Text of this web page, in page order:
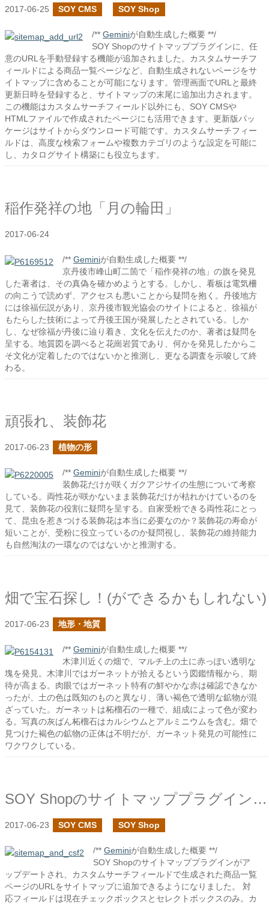
2017-06-25 SOY CMS SOY Shop
/** Geminiが自動生成した概要 **/
SOY Shopのサイトマッププラグインに、任
意のURLを手動登録する機能が追加されました。カスタムサーチフ
ィールドによる商品一覧ページなど、自動生成されないページをサ
イトマップに含めることが可能になります。管理画面でURLと最終
更新日時を登録すると、サイトマップの末尾に追加出力されます。
この機能はカスタムサーチフィールド以外にも、SOY CMSや
HTMLファイルで作成されたページにも活用できます。更新版パッ
ケージはサイトからダウンロード可能です。カスタムサーチフィー
ルドは、高度な検索フォームや複数カテゴリのような設定を可能に
し、カタログサイト構築にも役立ちます。
稲作発祥の地「月の輪田」
2017-06-24
/** Geminiが自動生成した概要 **/
京丹後市峰山町二箇で「稲作発祥の地」の旗を発見
した著者は、その真偽を確かめようとする。しかし、看板は電気柵
の向こうで読めず、アクセスも悪いことから疑問を抱く。丹後地方
には徐福伝説があり、京丹後市観光協会のサイトによると、徐福が
もたらした技術によって丹後王国が発展したとされている。しか
し、なぜ徐福が丹後に辿り着き、文化を伝えたのか、著者は疑問を
呈する。地質図を調べると花崗岩質であり、何かを発見したからこ
そ文化が定着したのではないかと推測し、更なる調査を示唆して終
わる。
頑張れ、装飾花
2017-06-23 植物の形
/** Geminiが自動生成した概要 **/
装飾花だけが咲くガクアジサイの生態について考察
している。両性花が咲かないまま装飾花だけが枯れかけているのを
見て、装飾花の役割に疑問を呈する。自家受粉できる両性花にとっ
て、昆虫を惹きつける装飾花は本当に必要なのか？装飾花の寿命が
短いことが、受粉に役立っているのか疑問視し、装飾花の維持能力
も自然淘汰の一環なのではないかと推測する。
畑で宝石探し！(ができるかもしれない)
2017-06-23 地形・地質
/** Geminiが自動生成した概要 **/
木津川近くの畑で、マルチ上の土に赤っぽい透明な
塊を発見。木津川ではガーネットが拾えるという図鑑情報から、期
待が高まる。肉眼ではガーネット特有の鮮やかな赤は確認できなか
ったが、土の色は既知のものと異なり、薄い褐色で透明な鉱物が混
ざっていた。ガーネットは柘榴石の一種で、組成によって色が変わ
る。写真の灰ばん柘榴石はカルシウムとアルミニウムを含む。畑で
見つけた褐色の鉱物の正体は不明だが、ガーネット発見の可能性に
ワクワクしている。
SOY Shopのサイトマッププラグインでカスタムサーチフィールドのページを追加しました
2017-06-23 SOY CMS SOY Shop
/** Geminiが自動生成した概要 **/
SOY Shopのサイトマッププラグインがア
ップデートされ、カスタムサーチフィールドで生成された商品一覧
ページのURLをサイトマップに追加できるようになりました。 対
応フィールドは現在チェックボックスとセレクトボックスのみ。カ